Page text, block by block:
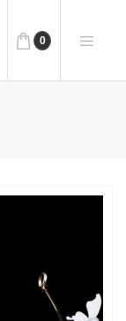
0